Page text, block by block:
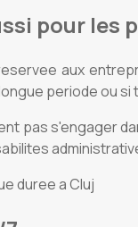
pour les
aux
periode ou
pas s'engager